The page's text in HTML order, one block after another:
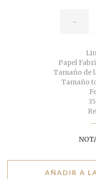
-
Papel
Tamaño de
Tamaño
AÑADIR A